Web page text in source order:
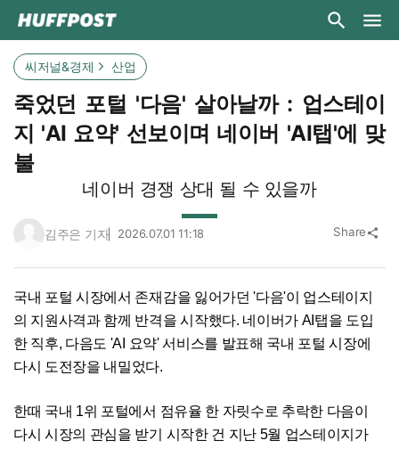
씨저널&경제 산업
죽었던 포털 '다음' 살아날까 : 업스테이
지 'AI 요약' 선보이며 네이버 'AI탭'에 맞
불
네이버 경쟁 상대 될 수 있을까
김주은 기자 2026.07.01 11:18 Share share
국내 포털 시장에서 존재감을 잃어가던 '다음'이 업스테이지
의 지원사격과 함께 반격을 시작했다. 네이버가 AI탭을 도입
한 직후, 다음도 'AI 요약' 서비스를 발표해 국내 포털 시장에
다시 도전장을 내밀었다.
한때 국내 1위 포털에서 점유율 한 자릿수로 추락한 다음이
다시 시장의 관심을 받기 시작한 건 지난 5월 업스테이지가